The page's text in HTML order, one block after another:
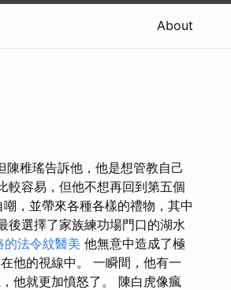
About
稚瑤告訴他，他是想管教自己
較容易，但他不想再回到第五個
，並帶來各種各樣的禮物，其中
後選擇了家族練功場門口的湖水
的法令紋醫美 他無意中造成了極
他的視線中。 一瞬間，他有一
他就更加憤怒了。 陳白虎像瘋